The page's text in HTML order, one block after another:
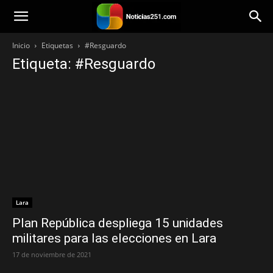
Noticias251
Inicio Etiquetas #Resguardo
Etiqueta: #Resguardo
Lara
Plan República despliega 15 unidades
militares para las elecciones en Lara
17 de noviembre de 2021